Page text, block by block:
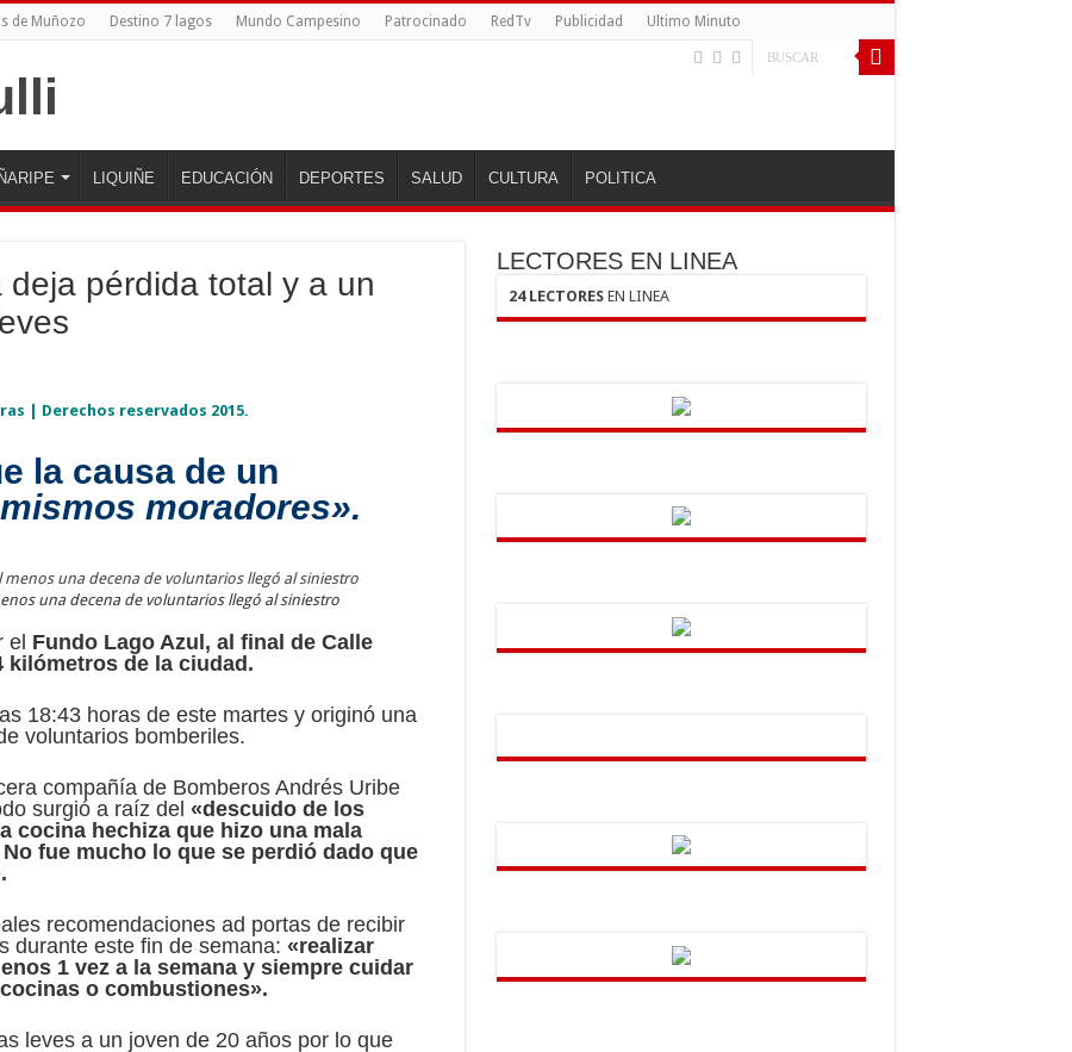
de Muñozo Destino 7 lagos Mundo Campesino Patrocinado RedTv Publicidad Ultimo Minuto
LIQUIÑE EDUCACIÓN DEPORTES SALUD CULTURA POLITICA
pérdida total y a un
| Derechos reservados 2015.
la causa de un
moradores».
una decena de voluntarios llegó al siniestro
el Fundo Lago Azul, al final de Calle
kilómetros de la ciudad.
18:43 horas de este martes y originó una
voluntarios bomberiles.
compañía de Bomberos Andrés Uribe
surgió a raíz del «descuido de los
cocina hechiza que hizo una mala
fue mucho lo que se perdió dado que
recomendaciones ad portas de recibir
durante este fin de semana: «realizar
1 vez a la semana y siempre cuidar
o combustiones».
leves a un joven de 20 años por lo que
LECTORES EN LINEA
24 LECTORESEN LINEA